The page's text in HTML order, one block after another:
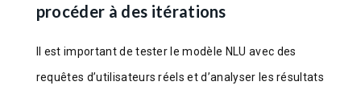
procéder à des itérations
Il est important de tester le modèle NLU avec des
requêtes d’utilisateurs réels et d’analyser les résultats